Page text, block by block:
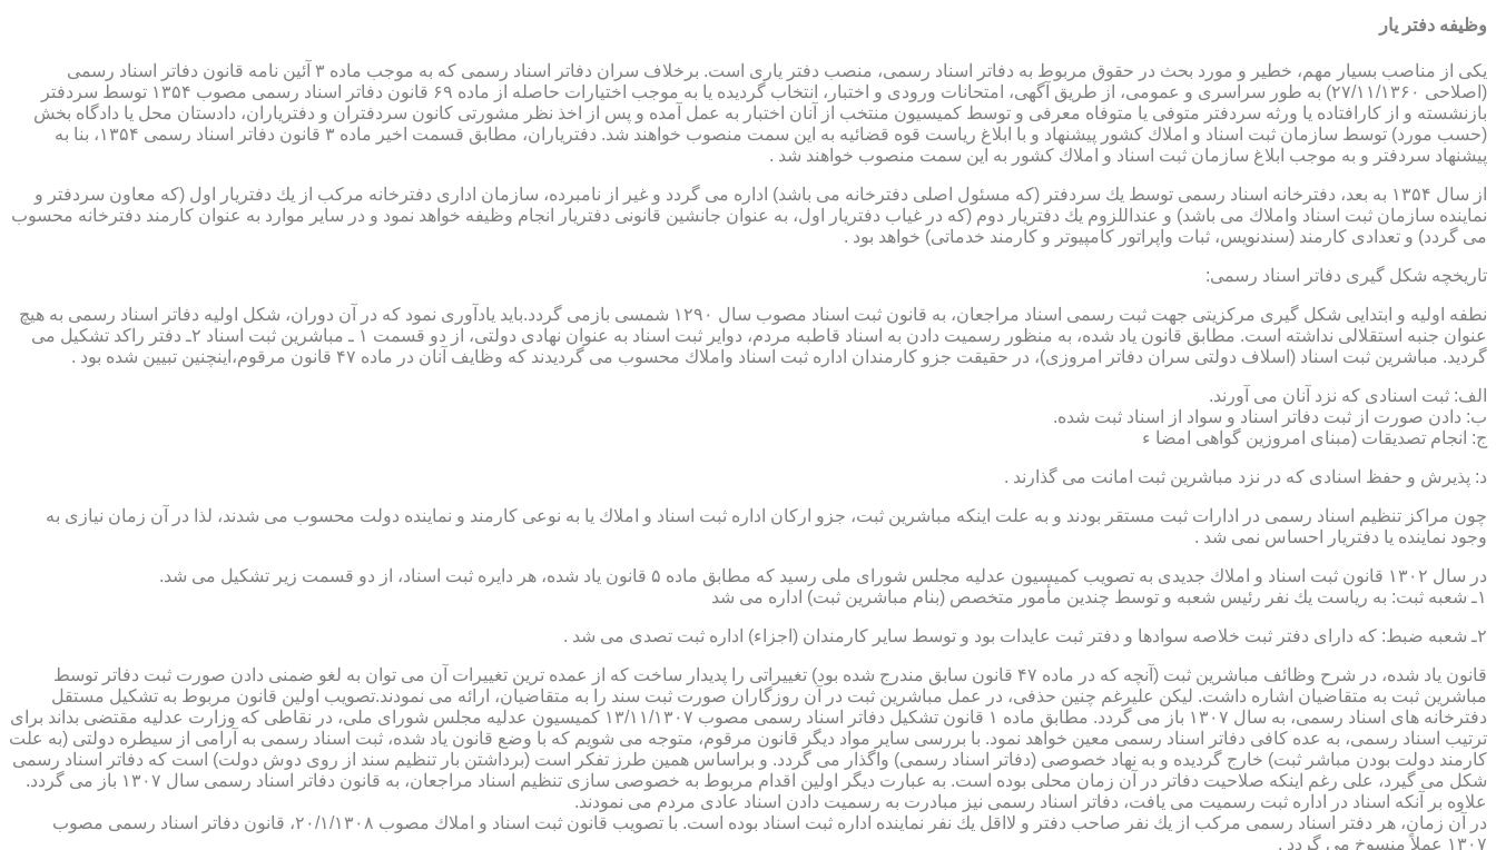
وظیفه دفتر یار
یكی از مناصب بسیار مهم، خطیر و مورد بحث در حقوق مربوط به دفاتر اسناد رسمی، منصب دفتر یاری است. برخلاف سران دفاتر اسناد رسمی كه به موجب ماده ۳ آئین نامه قانون دفاتر اسناد رسمی
(اصلاحی ۲۷/۱۱/۱۳۶۰) به طور سراسری و عمومی، از طریق آگهی، امتحانات ورودی و اختبار، انتخاب گردیده یا به موجب اختیارات حاصله از ماده ۶۹ قانون دفاتر اسناد رسمی مصوب ۱۳۵۴ توسط سردفتر
بازنشسته و از كارافتاده یا ورثه سردفتر متوفی یا متوفاه معرفی و توسط كمیسیون منتخب از آنان اختبار به عمل آمده و پس از اخذ نظر مشورتی كانون سردفتران و دفتریاران، دادستان محل یا دادگاه بخش
(حسب مورد) توسط سازمان ثبت اسناد و املاك كشور پیشنهاد و با ابلاغ ریاست قوه قضائیه به این سمت منصوب خواهند شد. دفتریاران، مطابق قسمت اخیر ماده ۳ قانون دفاتر اسناد رسمی ۱۳۵۴، بنا به
پیشنهاد سردفتر و به موجب ابلاغ سازمان ثبت اسناد و املاك كشور به این سمت منصوب خواهند شد .
از سال ۱۳۵۴ به بعد، دفترخانه اسناد رسمی توسط یك سردفتر (كه مسئول اصلی دفترخانه می باشد) اداره می گردد و غیر از نامبرده، سازمان اداری دفترخانه مركب از یك دفتریار اول (كه معاون سردفتر و
نماینده سازمان ثبت اسناد واملاك می باشد) و عنداللزوم یك دفتریار دوم (كه در غیاب دفتریار اول، به عنوان جانشین قانونی دفتریار انجام وظیفه خواهد نمود و در سایر موارد به عنوان كارمند دفترخانه محسوب
می گردد) و تعدادی كارمند (سندنویس، ثبات واپراتور كامپیوتر و كارمند خدماتی) خواهد بود .
تاریخچه شكل گیری دفاتر اسناد رسمی:
نطفه اولیه و ابتدایی شكل گیری مركزیتی جهت ثبت رسمی اسناد مراجعان، به قانون ثبت اسناد مصوب سال ۱۲۹۰ شمسی بازمی گردد.باید یادآوری نمود كه در آن دوران، شكل اولیه دفاتر اسناد رسمی به هیچ
عنوان جنبه استقلالی نداشته است. مطابق قانون یاد شده، به منظور رسمیت دادن به اسناد قاطبه مردم، دوایر ثبت اسناد به عنوان نهادی دولتی، از دو قسمت ۱ ـ مباشرین ثبت اسناد ۲ـ دفتر راكد تشكیل می
گردید. مباشرین ثبت اسناد (اسلاف دولتی سران دفاتر امروزی)، در حقیقت جزو كارمندان اداره ثبت اسناد واملاك محسوب می گردیدند كه وظایف آنان در ماده ۴۷ قانون مرقوم،اینچنین تبیین شده بود .
الف: ثبت اسنادی كه نزد آنان می آورند.
ب: دادن صورت از ثبت دفاتر اسناد و سواد از اسناد ثبت شده.
ج: انجام تصدیقات (مبنای امروزین گواهی امضا ء
د: پذیرش و حفظ اسنادی كه در نزد مباشرین ثبت امانت می گذارند .
چون مراكز تنظیم اسناد رسمی در ادارات ثبت مستقر بودند و به علت اینكه مباشرین ثبت، جزو اركان اداره ثبت اسناد و املاك یا به نوعی كارمند و نماینده دولت محسوب می شدند، لذا در آن زمان نیازی به
وجود نماینده یا دفتریار احساس نمی شد .
در سال ۱۳۰۲ قانون ثبت اسناد و املاك جدیدی به تصویب كمیسیون عدلیه مجلس شورای ملی رسید كه مطابق ماده ۵ قانون یاد شده، هر دایره ثبت اسناد، از دو قسمت زیر تشكیل می شد.
۱ـ شعبه ثبت: به ریاست یك نفر رئیس شعبه و توسط چندین مأمور متخصص (بنام مباشرین ثبت) اداره می شد
۲ـ شعبه ضبط: كه دارای دفتر ثبت خلاصه سوادها و دفتر ثبت عایدات بود و توسط سایر كارمندان (اجزاء) اداره ثبت تصدی می شد .
قانون یاد شده، در شرح وظائف مباشرین ثبت (آنچه كه در ماده ۴۷ قانون سابق مندرج شده بود) تغییراتی را پدیدار ساخت كه از عمده ترین تغییرات آن می توان به لغو ضمنی دادن صورت ثبت دفاتر توسط
مباشرین ثبت به متقاضیان اشاره داشت. لیكن علیرغم چنین حذفی، در عمل مباشرین ثبت در آن روزگاران صورت ثبت سند را به متقاضیان، ارائه می نمودند.تصویب اولین قانون مربوط به تشكیل مستقل
دفترخانه های اسناد رسمی، به سال ۱۳۰۷ باز می گردد. مطابق ماده ۱ قانون تشكیل دفاتر اسناد رسمی مصوب ۱۳/۱۱/۱۳۰۷ كمیسیون عدلیه مجلس شورای ملی، در نقاطی كه وزارت عدلیه مقتضی بداند برای
ترتیب اسناد رسمی، به عده كافی دفاتر اسناد رسمی معین خواهد نمود. با بررسی سایر مواد دیگر قانون مرقوم، متوجه می شویم كه با وضع قانون یاد شده، ثبت اسناد رسمی به آرامی از سیطره دولتی (به علت
كارمند دولت بودن مباشر ثبت) خارج گردیده و به نهاد خصوصی (دفاتر اسناد رسمی) واگذار می گردد. و براساس همین طرز تفكر است (برداشتن بار تنظیم سند از روی دوش دولت) است كه دفاتر اسناد رسمی
شكل می گیرد، علی رغم اینكه صلاحیت دفاتر در آن زمان محلی بوده است. به عبارت دیگر اولین اقدام مربوط به خصوصی سازی تنظیم اسناد مراجعان، به قانون دفاتر اسناد رسمی سال ۱۳۰۷ باز می گردد.
علاوه بر آنكه اسناد در اداره ثبت رسمیت می یافت، دفاتر اسناد رسمی نیز مبادرت به رسمیت دادن اسناد عادی مردم می نمودند.
در آن زمان، هر دفتر اسناد رسمی مركب از یك نفر صاحب دفتر و لااقل یك نفر نماینده اداره ثبت اسناد بوده است. با تصویب قانون ثبت اسناد و املاك مصوب ۲۰/۱/۱۳۰۸، قانون دفاتر اسناد رسمی مصوب
۱۳۰۷ عملاً منسوخ می گردد .